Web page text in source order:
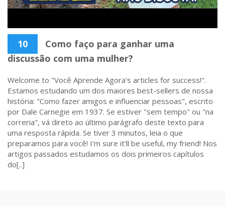
10
Como faço para ganhar uma
discussão com uma mulher?
Welcome to "Você Aprende Agora's articles for success!".
Estamos estudando um dos maiores best-sellers de nossa
história: "Como fazer amigos e influenciar pessoas", escrito
por Dale Carnegie em 1937. Se estiver "sem tempo" ou "na
correria", vá direto ao último parágrafo deste texto para
uma resposta rápida. Se tiver 3 minutos, leia o que
preparamos para você! I'm sure it'll be useful, my friend! Nos
artigos passados estudamos os dois primeiros capítulos
do[..]